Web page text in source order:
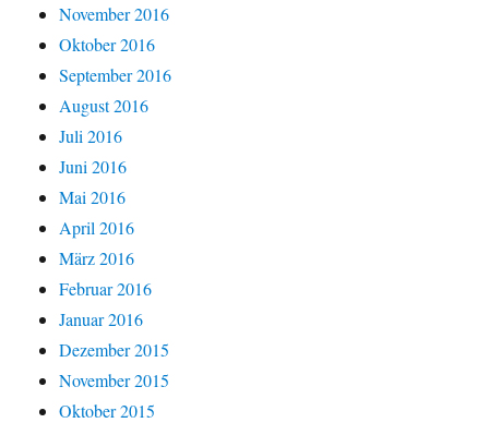
November 2016
Oktober 2016
September 2016
August 2016
Juli 2016
Juni 2016
Mai 2016
April 2016
März 2016
Februar 2016
Januar 2016
Dezember 2015
November 2015
Oktober 2015